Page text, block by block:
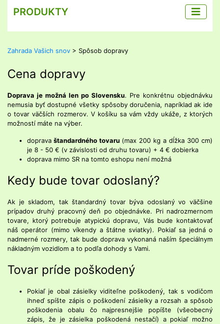
PRODUKTY
Zahrada Vašich snov > Spôsob dopravy
Cena dopravy
Doprava je možná len po Slovensku. Pre konkrétnu objednávku
nemusia byť dostupné všetky spôsoby doručenia, napríklad ak ide
o tovar väčších rozmerov. V košíku sa vám vždy ukáže, z ktorých
možností máte na výber.
doprava štandardného tovaru (max 200 kg a dĺžka 300 cm)
je 8 - 50 € (v závislosti od druhu tovaru) + 4 € dobierka
doprava mimo SR na tomto eshopu není možná
Kedy bude tovar odoslaný?
Ak je skladom, tak štandardný tovar býva odoslaný vo väčšine
prípadov druhý pracovný deň po objednávke. Pri nadrozmernom
tovare, ktorý potrebuje atypickú dopravu, Vás bude kontaktovať
náš operátor (mimo víkendy a štátne sviatky). Pokiaľ sa jedná o
nadmerné rozmery, tak bude doprava vykonaná naším špeciálnym
nákladným vozidlom a to podľa dohody s Vami.
Tovar príde poškodený
Pokiaľ je obal zásielky viditeľne poškodený, tak s vodičom
ihneď spíšte zápis o poškodení zásielky a rozsah a spôsob
poškodenia obalu čo najpresnejšie popíšte (všeobecný
zápis, že je zásielka poškodená nestačí) a pokiaľ možno